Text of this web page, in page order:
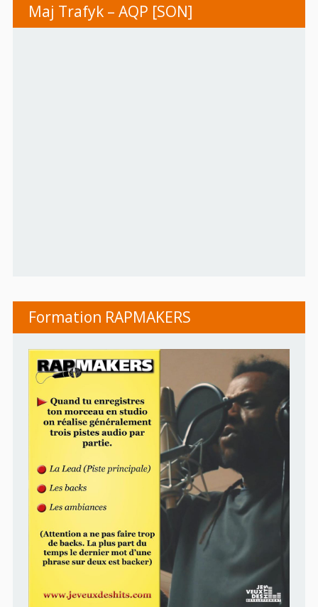
Maj Trafyk – AQP [SON]
Formation RAPMAKERS